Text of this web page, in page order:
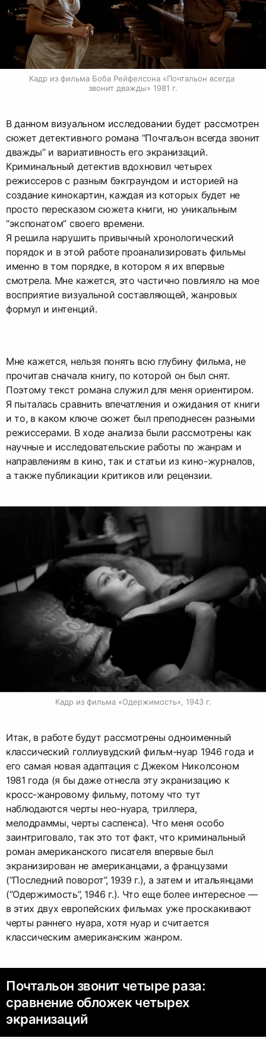
Кадр из фильма Боба Рейфелсона «Почтальон всегда
звонит дважды» 1981 г.
В данном визуальном исследовании будет рассмотрен
сюжет детективного романа “Почтальон всегда звонит
дважды” и вариативность его экранизаций.
Криминальный детектив вдохновил четырех
режиссеров с разным бэкграундом и историей на
создание кинокартин, каждая из которых будет не
просто пересказом сюжета книги, но уникальным
“экспонатом” своего времени.
Я решила нарушить привычный хронологический
порядок и в этой работе проанализировать фильмы
именно в том порядке, в котором я их впервые
смотрела. Мне кажется, это частично повлияло на мое
восприятие визуальной составляющей, жанровых
формул и интенций.
Мне кажется, нельзя понять всю глубину фильма, не
прочитав сначала книгу, по которой он был снят.
Поэтому текст романа служил для меня ориентиром.
Я пыталась сравнить впечатления и ожидания от книги
и то, в каком ключе сюжет был преподнесен разными
режиссерами. В ходе анализа были рассмотрены как
научные и исследовательские работы по жанрам и
направлениям в кино, так и статьи из кино-журналов,
а также публикации критиков или рецензии.
Кадр из фильма «Одержимость», 1943 г.
Итак, в работе будут рассмотрены одноименный
классический голлиувудский фильм-нуар 1946 года и
его самая новая адаптация с Джеком Николсоном
1981 года (я бы даже отнесла эту экранизацию к
кросс-жанровому фильму, потому что тут
наблюдаются черты нео-нуара, триллера,
мелодраммы, черты саспенса). Что меня особо
заинтриговало, так это тот факт, что криминальный
роман американского писателя впервые был
экранизирован не американцами, а французами
(”Последний поворот”, 1939 г.), а затем и итальянцами
(”Одержимость”, 1946 г.). Что еще более интересное —
в этих двух европейских фильмах уже проскакивают
черты раннего нуара, хотя нуар и считается
классическим американским жанром.
Почтальон звонит четыре раза:
сравнение обложек четырех
экранизаций